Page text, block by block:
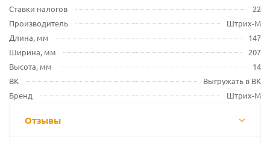
Ставки налогов
22
Производитель
Штрих-М
Длина, мм
147
Ширина, мм
207
Высота, мм
14
ВК
Выгружать в ВК
Бренд
Штрих-М
Отзывы